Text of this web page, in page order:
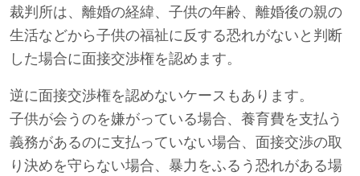
裁判所は、離婚の経緯、子供の年齢、離婚後の親の
生活などから子供の福祉に反する恐れがないと判断
した場合に面接交渉権を認めます。
逆に面接交渉権を認めないケースもあります。
子供が会うのを嫌がっている場合、養育費を支払う
義務があるのに支払っていない場合、面接交渉の取
り決めを守らない場合、暴力をふるう恐れがある場